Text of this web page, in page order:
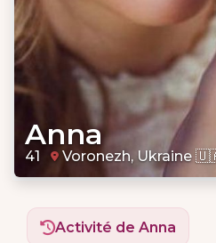
Anna
41 Voronezh, Ukraine
Activité de Anna